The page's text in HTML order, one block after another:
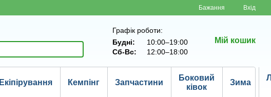
Бажання Вхід
Графік роботи:
Будні:
10:00–19:00
Сб-Вс:
12:00–18:00
Мій кошик
Екіпірування Кемпінг Запчастини
Боковий
ківок
Зима